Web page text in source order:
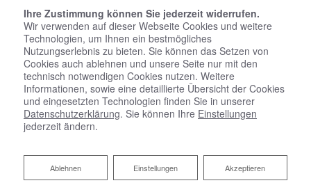
Barrierefreiheitserklärung
Bringewatt & Schüler GmbH bemüht sich, ihre Website
im Einklang mit dem Barrierefreiheitsstärkungsgesetz
(BFSG) sowie der EU-Norm EN 301 549 barrierefrei
zugänglich zu machen.
Diese Erklärung zur Barrierefreiheit gilt
für: https://bringewatt-schueler.de
Ihre Zustimmung können Sie jederzeit widerrufen.
Wir verwenden auf dieser Webseite Cookies und weitere
Technologien, um Ihnen ein bestmögliches
Nutzungserlebnis zu bieten. Sie können das Setzen von
Cookies auch ablehnen und unsere Seite nur mit den
technisch notwendigen Cookies nutzen. Weitere
Informationen, sowie eine detaillierte Übersicht der Cookies
und eingesetzten Technologien finden Sie in unserer
Datenschutzerklärung. Sie können Ihre Einstellungen
jederzeit ändern.
Akzeptieren
Einstellungen
Ablehnen
Ablehnen